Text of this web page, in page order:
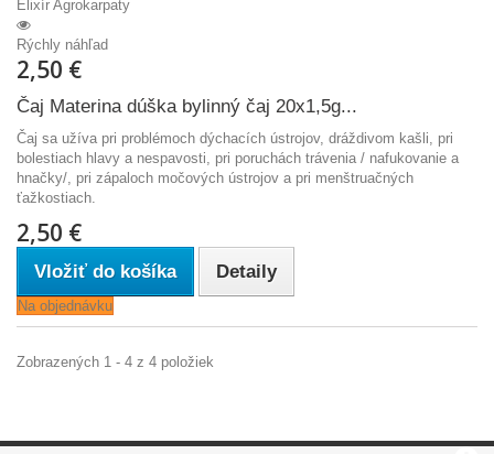
Rýchly náhľad
2,50 €
Čaj Materina dúška bylinný čaj 20x1,5g...
Čaj sa užíva pri problémoch dýchacích ústrojov, dráždivom kašli, pri
bolestiach hlavy a nespavosti, pri poruchách trávenia / nafukovanie a
hnačky/, pri zápaloch močových ústrojov a pri menštruačných
ťažkostiach.
2,50 €
Vložiť do košíka Detaily
Na objednávku
Zobrazených 1 - 4 z 4 položiek